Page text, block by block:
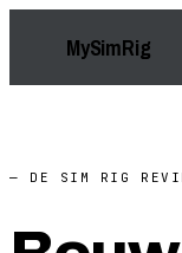
MySimRig
— DE SIM RIG